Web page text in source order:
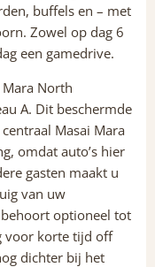
buffels en – met
Zowel op dag 6
een gamedrive.
North
A. Dit beschermde
Masai Mara
omdat auto’s hier
gasten maakt u
van uw
optioneel tot
voor korte tijd off
dichter bij het